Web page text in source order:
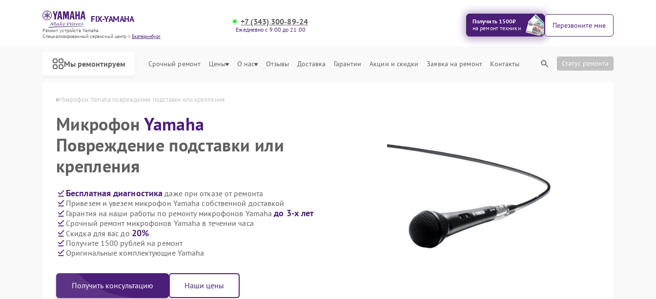
FIX-YAMAHA
Ремонт устройств Yamaha
Специализированный cервисный центр г.Екатеринбург
+7 (343) 300-89-24
Ежедневно с 9:00 до 21:00
Получить 1500₽
на ремонт техники
Перезвоните мне
Мы ремонтируем Срочный ремонт Цены О нас Отзывы Доставка Гарантии Акции и скидки Заявка на ремонт Контакты Статус ремонта
Микрофон Yamaha повреждение подставки или крепления
МикрофонYamaha
Повреждение подставки или
крепления
Бесплатная диагностика даже при отказе от ремонта
Привезем и увезем микрофон Yamaha собственной доставкой
Гарантия на наши работы по ремонту микрофонов Yamahaдо 3-х лет
Срочный ремонт микрофонов Yamaha в течении часа
Скидка для вас до 20%
Получите 1500 рублей на ремонт
Оригинальные комплектующие Yamaha
Получить консультацию Наши цены